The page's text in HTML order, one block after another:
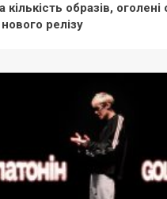
кількість образів,
релізу